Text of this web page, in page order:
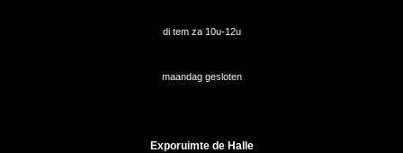
di tem za 10u-12u
maandag gesloten
Exporuimte de Halle